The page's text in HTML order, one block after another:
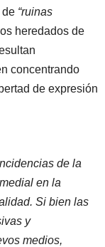
de “ruinas
heredados de
concentrando
de expresión
de la
en la
Si bien las
y
medios,